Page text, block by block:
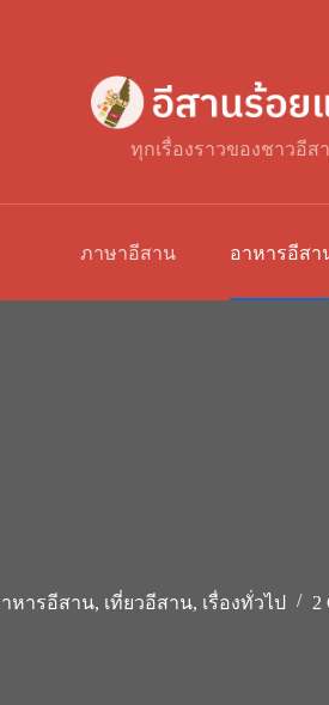
ทุกเรื่องราวของชาวอีส
ภาษาอีสาน อาหารอีสา
หารอีสาน, เที่ยวอีสาน, เรื่องทั่วไป 2